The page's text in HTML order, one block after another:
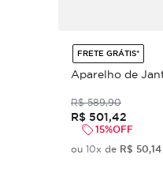
FRETE GRÁTIS*
Aparelho de
R$ 589,90
R$ 501,42
15%OFF
ou 10x de R$ 50,14